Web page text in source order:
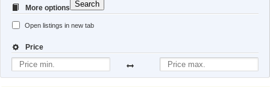
More options
Open listings in new tab
Price
Search